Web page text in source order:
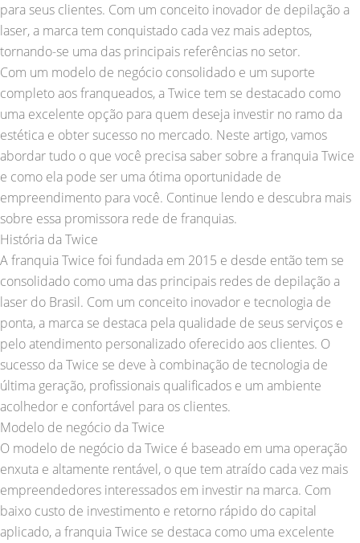
para seus clientes. Com um conceito inovador de depilação a
laser, a marca tem conquistado cada vez mais adeptos,
tornando-se uma das principais referências no setor.
Com um modelo de negócio consolidado e um suporte
completo aos franqueados, a Twice tem se destacado como
uma excelente opção para quem deseja investir no ramo da
estética e obter sucesso no mercado. Neste artigo, vamos
abordar tudo o que você precisa saber sobre a franquia Twice
e como ela pode ser uma ótima oportunidade de
empreendimento para você. Continue lendo e descubra mais
sobre essa promissora rede de franquias.
História da Twice
A franquia Twice foi fundada em 2015 e desde então tem se
consolidado como uma das principais redes de depilação a
laser do Brasil. Com um conceito inovador e tecnologia de
ponta, a marca se destaca pela qualidade de seus serviços e
pelo atendimento personalizado oferecido aos clientes. O
sucesso da Twice se deve à combinação de tecnologia de
última geração, profissionais qualificados e um ambiente
acolhedor e confortável para os clientes.
Modelo de negócio da Twice
O modelo de negócio da Twice é baseado em uma operação
enxuta e altamente rentável, o que tem atraído cada vez mais
empreendedores interessados em investir na marca. Com
baixo custo de investimento e retorno rápido do capital
aplicado, a franquia Twice se destaca como uma excelente